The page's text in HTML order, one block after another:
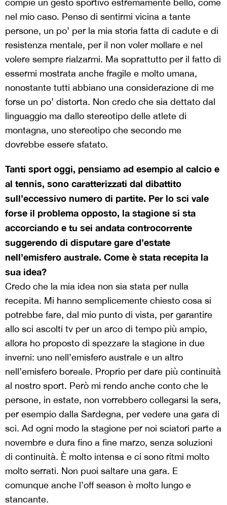
nel mio caso. Penso di sentirmi vicina a tante
persone, un po’ per la mia storia fatta di cadute e di
resistenza mentale, per il non voler mollare e nel
volere sempre rialzarmi. Ma soprattutto per il fatto di
essermi mostrata anche fragile e molto umana,
nonostante tutti abbiano una considerazione di me
forse un po’ distorta. Non credo che sia dettato dal
linguaggio ma dallo stereotipo delle atlete di
montagna, uno stereotipo che secondo me
dovrebbe essere sfatato.
Tanti sport oggi, pensiamo ad esempio al calcio e
al tennis, sono caratterizzati dal dibattito
sull’eccessivo numero di partite. Per lo sci vale
forse il problema opposto, la stagione si sta
accorciando e tu sei andata controcorrente
suggerendo di disputare gare d’estate
nell’emisfero australe. Come è stata recepita la
sua idea?
Credo che la mia idea non sia stata per nulla
recepita. Mi hanno semplicemente chiesto cosa si
potrebbe fare, dal mio punto di vista, per garantire
allo sci ascolti tv per un arco di tempo più ampio,
allora ho proposto di spezzare la stagione in due
inverni: uno nell’emisfero australe e un altro
nell’emisfero boreale. Proprio per dare più continuità
al nostro sport. Però mi rendo anche conto che le
persone, in estate, non vorrebbero collegarsi la sera,
per esempio dalla Sardegna, per vedere una gara di
sci. Ad ogni modo la stagione per noi sciatori parte a
novembre e dura fino a fine marzo, senza soluzioni
di continuità. È molto intensa e ci sono ritmi molto
molto serrati. Non puoi saltare una gara. E
comunque anche l’off season è molto lungo e
stancante.